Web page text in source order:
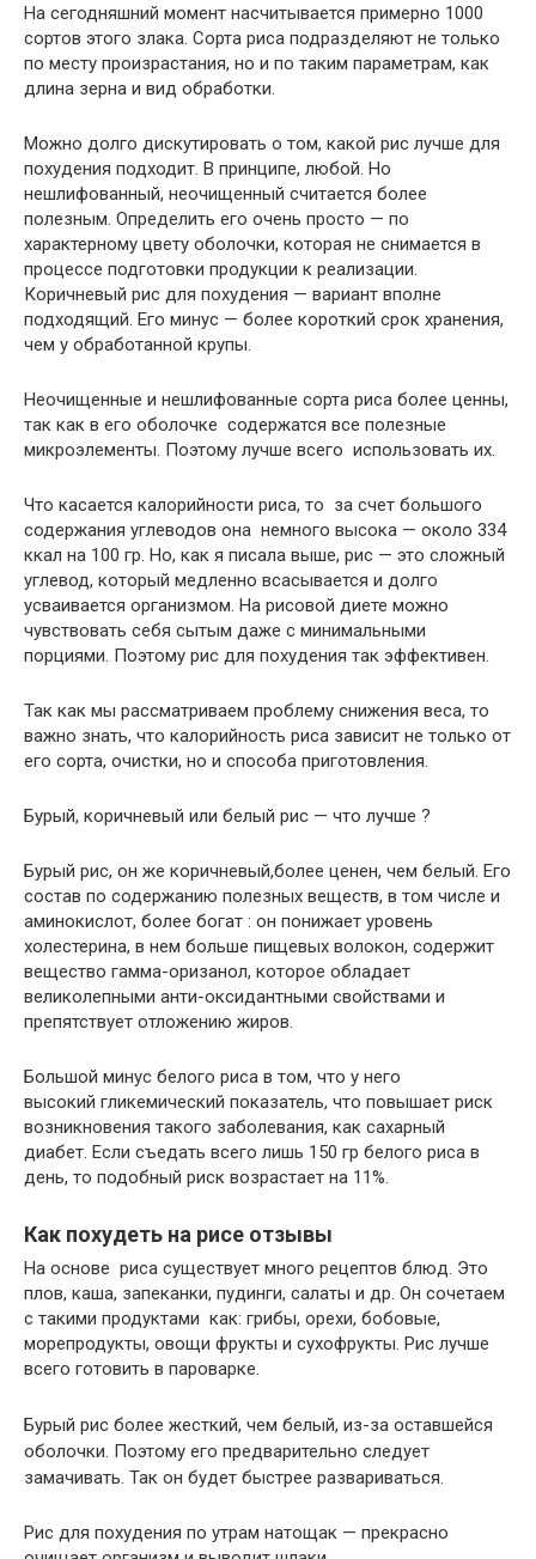
На сегодняшний момент насчитывается примерно 1000
сортов этого злака. Сорта риса подразделяют не только
по месту произрастания, но и по таким параметрам, как
длина зерна и вид обработки.
Можно долго дискутировать о том, какой рис лучше для
похудения подходит. В принципе, любой. Но
нешлифованный, неочищенный считается более
полезным. Определить его очень просто — по
характерному цвету оболочки, которая не снимается в
процессе подготовки продукции к реализации.
Коричневый рис для похудения — вариант вполне
подходящий. Его минус — более короткий срок хранения,
чем у обработанной крупы.
Неочищенные и нешлифованные сорта риса более ценны,
так как в его оболочке содержатся все полезные
микроэлементы. Поэтому лучше всего использовать их.
Что касается калорийности риса, то за счет большого
содержания углеводов она немного высока — около 334
ккал на 100 гр. Но, как я писала выше, рис — это сложный
углевод, который медленно всасывается и долго
усваивается организмом. На рисовой диете можно
чувствовать себя сытым даже с минимальными
порциями. Поэтому рис для похудения так эффективен.
Так как мы рассматриваем проблему снижения веса, то
важно знать, что калорийность риса зависит не только от
его сорта, очистки, но и способа приготовления.
Бурый, коричневый или белый рис — что лучше ?
Бурый рис, он же коричневый,более ценен, чем белый. Его
состав по содержанию полезных веществ, в том числе и
аминокислот, более богат : он понижает уровень
холестерина, в нем больше пищевых волокон, содержит
вещество гамма-оризанол, которое обладает
великолепными анти-оксидантными свойствами и
препятствует отложению жиров.
Большой минус белого риса в том, что у него
высокий гликемический показатель, что повышает риск
возникновения такого заболевания, как сахарный
диабет. Если съедать всего лишь 150 гр белого риса в
день, то подобный риск возрастает на 11%.
Как похудеть на рисе отзывы
На основе риса существует много рецептов блюд. Это
плов, каша, запеканки, пудинги, салаты и др. Он сочетаем
с такими продуктами как: грибы, орехи, бобовые,
морепродукты, овощи фрукты и сухофрукты. Рис лучше
всего готовить в пароварке.
Бурый рис более жесткий, чем белый, из-за оставшейся
оболочки. Поэтому его предварительно следует
замачивать. Так он будет быстрее развариваться.
Рис для похудения по утрам натощак — прекрасно